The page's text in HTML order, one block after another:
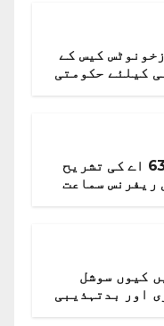
کیس کے
کیلئے حکومتی
آئین کے آرٹیکل 63 اے کی تشریح
ریفرنس سماعت
کیوں سوشل
اور بدتہذیبی